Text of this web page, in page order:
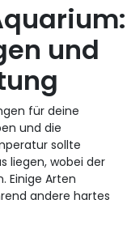
und
für deine
und die
sollte
liegen, wobei der
Einige Arten
andere hartes